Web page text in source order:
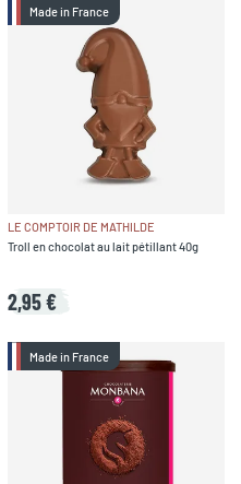
Made in France
LE COMPTOIR DE MATHILDE
Troll en chocolat au lait pétillant 40g
2,95 €
Made in France